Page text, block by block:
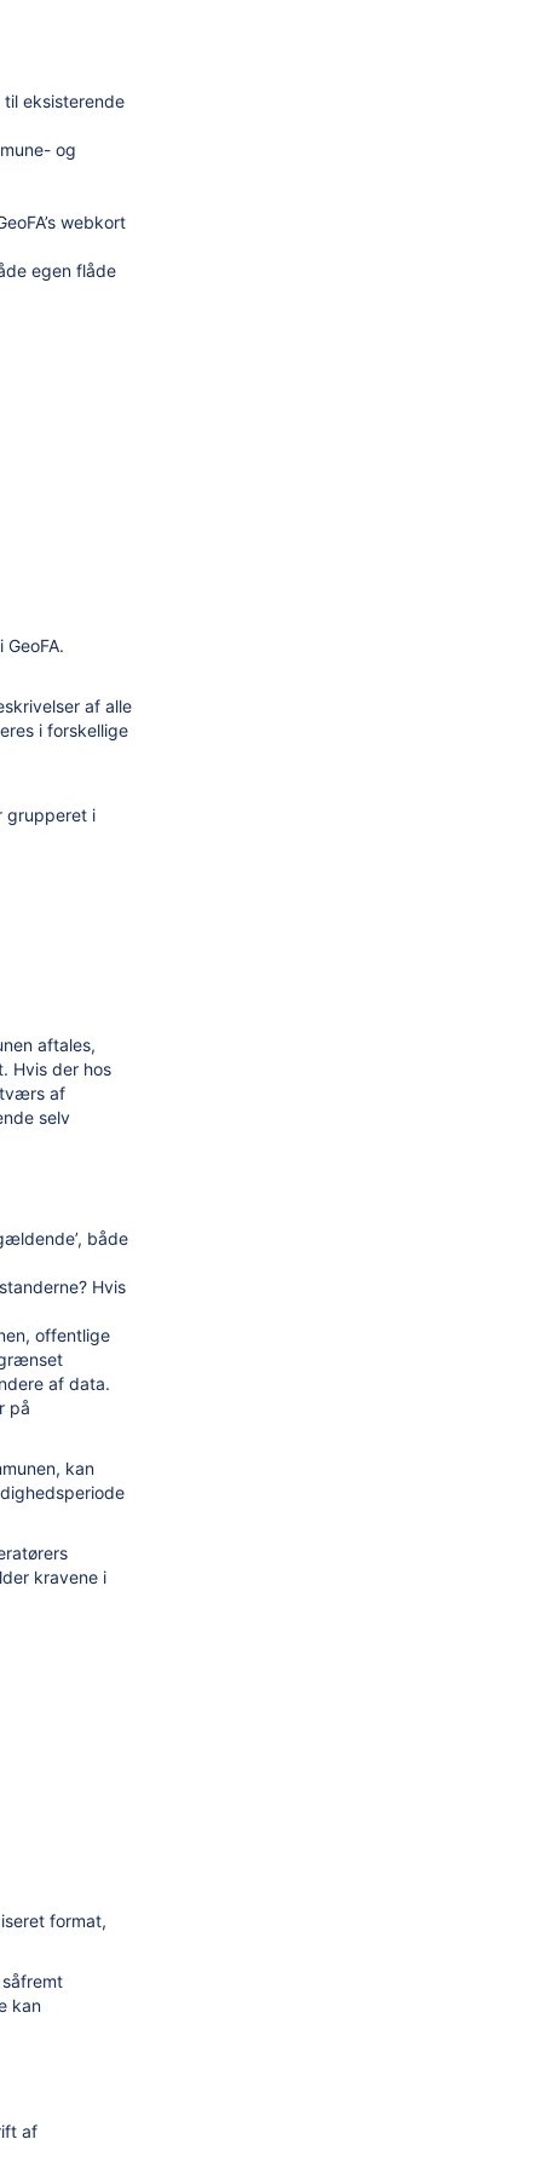
eksisterende
og
webkort
egen flåde
af alle
i forskellige
grupperet i
aftales,
Hvis der hos
tværs af
selv
både
Hvis
offentlige
af data.
på
kan
kravene i
format,
kan
af